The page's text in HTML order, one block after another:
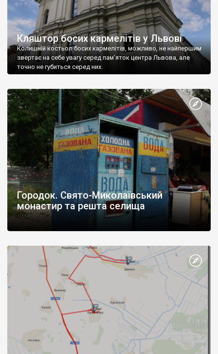
Кляштор босих кармелітів у Львові
Колишній костьол босих кармелітів, можливо, не найпершим
звертає на себе увагу серед пам’яток центра Львова, але
точно не губиться серед них.
Городок. Свято-Миколаївський
монастир та решта селища